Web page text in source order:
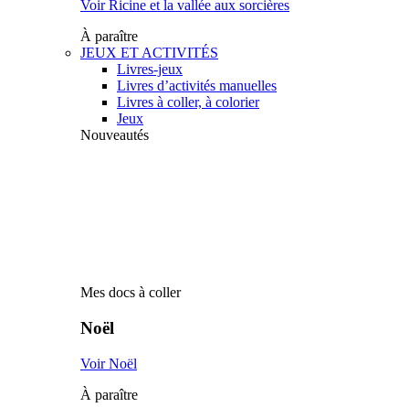
Voir Ricine et la vallée aux sorcières
À paraître
JEUX ET ACTIVITÉS
Livres-jeux
Livres d’activités manuelles
Livres à coller, à colorier
Jeux
Nouveautés
Mes docs à coller
Noël
Voir Noël
À paraître